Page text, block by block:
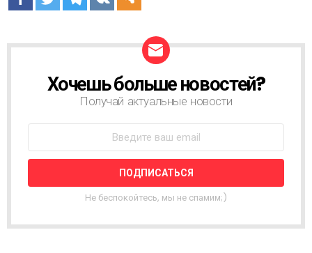
О
Т
Н
А
Хочешь больше новостей?
Получай актуальные новости
Не беспокойтесь, мы не спамим;)